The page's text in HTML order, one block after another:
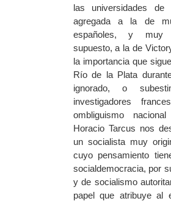
las universidades
agregada a la de
españoles, y muy
supuesto, a la de
la importancia que
Río de la Plata
ignorado, o
investigadores
ombliguismo
Horacio Tarcus nos
un socialista muy
cuyo pensamiento
socialdemocracia, por
y de socialismo
papel que atribuye al